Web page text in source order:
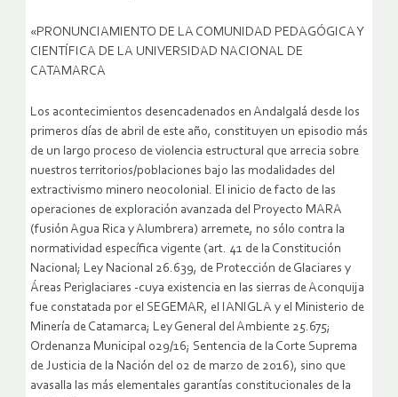
«PRONUNCIAMIENTO DE LA COMUNIDAD PEDAGÓGICA Y
CIENTÍFICA DE LA UNIVERSIDAD NACIONAL DE
CATAMARCA
Los acontecimientos desencadenados en Andalgalá desde los
primeros días de abril de este año, constituyen un episodio más
de un largo proceso de violencia estructural que arrecia sobre
nuestros territorios/poblaciones bajo las modalidades del
extractivismo minero neocolonial. El inicio de facto de las
operaciones de exploración avanzada del Proyecto MARA
(fusión Agua Rica y Alumbrera) arremete, no sólo contra la
normatividad específica vigente (art. 41 de la Constitución
Nacional; Ley Nacional 26.639, de Protección de Glaciares y
Áreas Periglaciares -cuya existencia en las sierras de Aconquija
fue constatada por el SEGEMAR, el IANIGLA y el Ministerio de
Minería de Catamarca; Ley General del Ambiente 25.675;
Ordenanza Municipal 029/16; Sentencia de la Corte Suprema
de Justicia de la Nación del 02 de marzo de 2016), sino que
avasalla las más elementales garantías constitucionales de la